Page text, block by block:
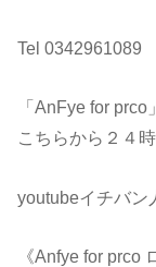
Tel 0342961089
「AnFye for
こちらから２４
youtubeイチバン
《Anfye for prco